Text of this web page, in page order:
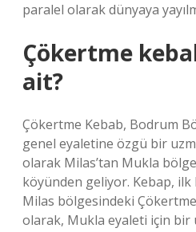
paralel olarak dünyaya
Çökertme
ait?
Çökertme Kebab, Bodrum
genel eyaletine özgü bir
olarak Milas’tan Mukla
köyünden geliyor. Kebap,
Milas bölgesindeki Çökertme
olarak, Mukla eyaleti için bir